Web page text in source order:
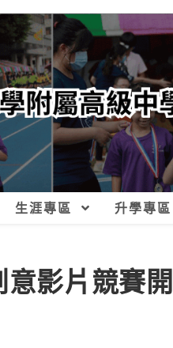
生涯專區 升學專區
意影片競賽開